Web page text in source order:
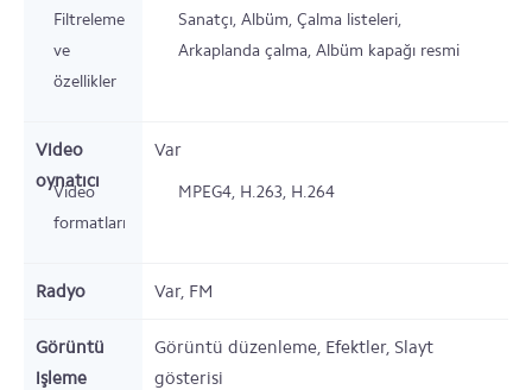
Filtreleme
ve
özellikler
Sanatçı, Albüm, Çalma listeleri,
Arkaplanda çalma, Albüm kapağı resmi
Video
oynatıcı
Var
Video
formatları
MPEG4, H.263, H.264
Radyo Var, FM
Görüntü
işleme
Görüntü düzenleme, Efektler, Slayt
gösterisi